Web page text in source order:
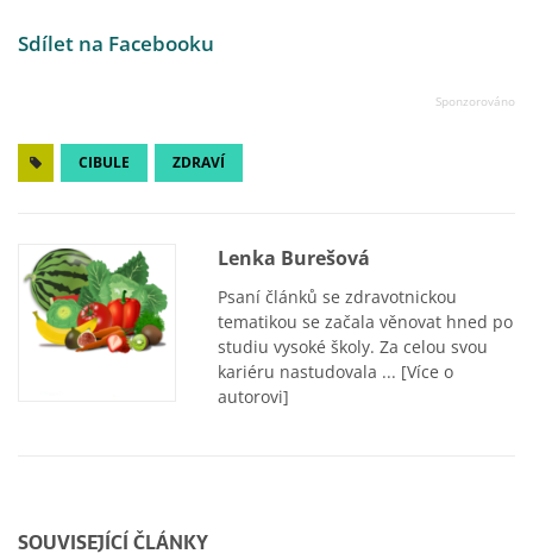
Sdílet na Facebooku
CIBULE ZDRAVÍ
Lenka Burešová
Psaní článků se zdravotnickou
tematikou se začala věnovat hned po
studiu vysoké školy. Za celou svou
kariéru nastudovala ... [Více o
autorovi]
SOUVISEJÍCÍ ČLÁNKY